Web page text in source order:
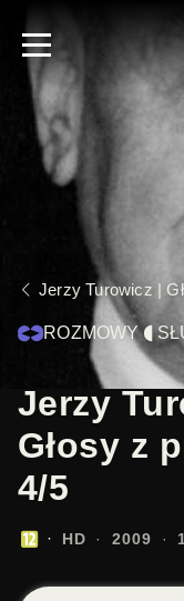
Jerzy Turowicz |
ROZMOWY
Jerzy
Głosy z
4/5
HD 2009